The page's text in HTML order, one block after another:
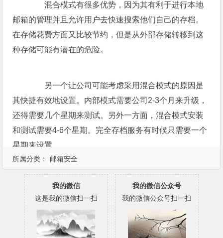
所属分类： 邮箱安全
混合模式有很多优势，因为其有利于进行本地
邮箱的管理并且允许用户去快速搜索他们自己的存档。
在存储花费方面又比较节约，但是从外部存储转移到这
种存储可能有潜在的危险。
另一个让公司可能考虑采用混合模式的原因是
其快捷有效地设置。内部模式需要公司2-3个月来升级，
还得需要几个星期来测试。另外一方面，混合模式安装
和测试需要4-6个星期。完全存档服务有时候只需要一个
星期来设置。
我的微信
这是我的微信扫一扫
我的微信公众号
我的微信公众号扫一扫